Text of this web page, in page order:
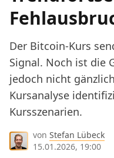
Der Bitcoin-Kurs
Signal. Noch ist die
jedoch nicht
Kursanalyse
Kursszenarien.
von Stefan Lübeck
15.01.2026, 19:00